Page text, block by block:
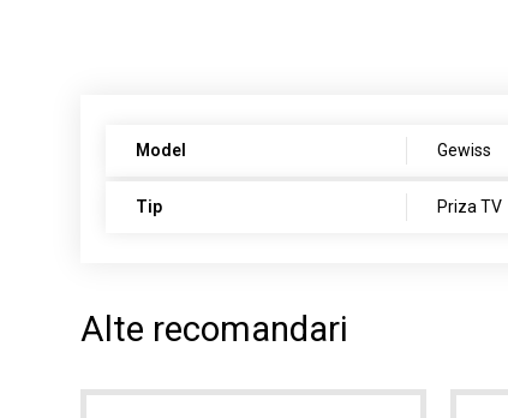
Model Gewiss
Tip Priza TV
Alte recomandari